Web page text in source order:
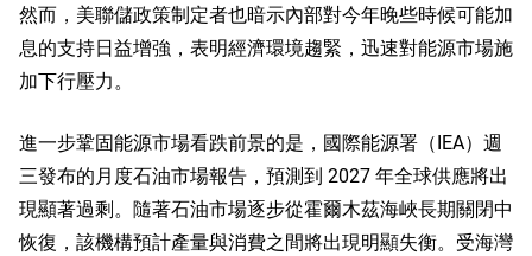
然而，美聯儲政策制定者也暗示內部對今年晚些時候可能加
息的支持日益增強，表明經濟環境趨緊，迅速對能源市場施
加下行壓力。
進一步鞏固能源市場看跌前景的是，國際能源署（IEA）週
三發布的月度石油市場報告，預測到 2027 年全球供應將出
現顯著過剩。隨著石油市場逐步從霍爾木茲海峽長期關閉中
恢復，該機構預計產量與消費之間將出現明顯失衡。受海灣